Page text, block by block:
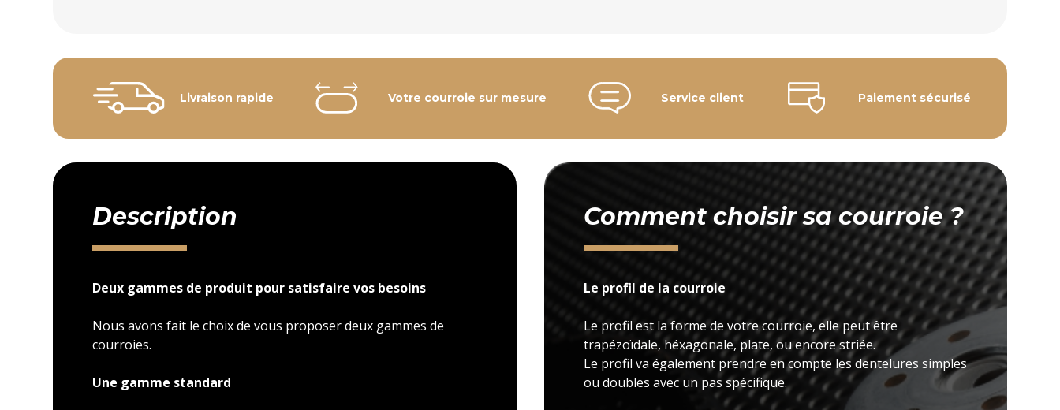
Livraison rapide Votre courroie sur mesure Service client Paiement sécurisé
Description
Deux gammes de produit pour satisfaire vos besoins
Nous avons fait le choix de vous proposer deux gammes de
courroies.
Une gamme standard
Comment choisir sa courroie ?
Le profil de la courroie
Le profil est la forme de votre courroie, elle peut être
trapézoïdale, héxagonale, plate, ou encore striée.
Le profil va également prendre en compte les dentelures simples
ou doubles avec un pas spécifique.